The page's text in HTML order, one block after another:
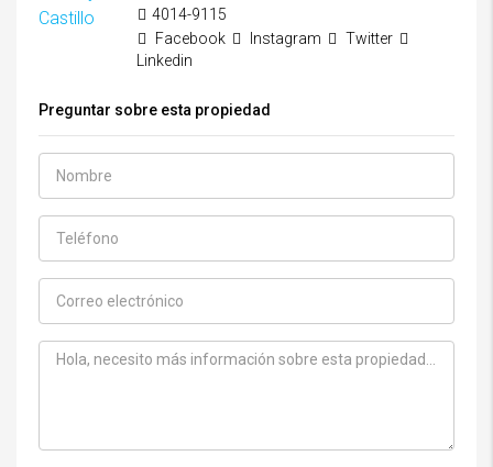
4014-9115
Facebook
Instagram
Twitter
Linkedin
Preguntar sobre esta propiedad